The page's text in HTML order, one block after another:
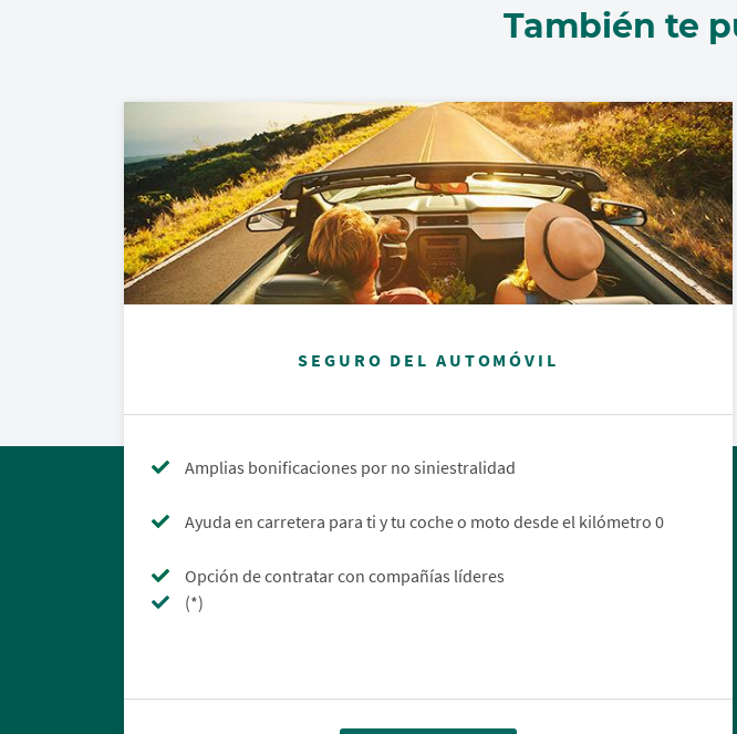
También te
SEGURO DEL AUTOMÓVIL
Amplias bonificaciones por no siniestralidad
Ayuda en carretera para ti y tu coche o moto desde el kilómetro 0
Opción de contratar con compañías líderes
(*)